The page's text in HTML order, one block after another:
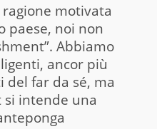
motivata
paese, noi non
Abbiamo
ancor più
del far da sé, ma
intende una